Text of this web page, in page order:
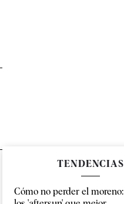
TENDENCIAS
Cómo no perder el moreno: